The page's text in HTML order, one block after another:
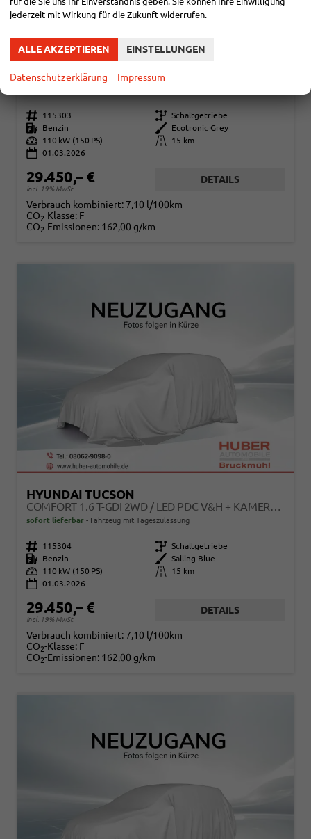
HYUNDAI TUCSON
Fahrzeugnr. 115303 Getriebe Schaltgetriebe
Kraftstoff
Benzin Außenfarbe
Ecotronic Grey
Leistung
110 kW (150 PS) Kilometerstand
15 km
01.03.2026
29.450,– €
incl. 19% MwSt.
DETAILS
Verbrauch kombiniert: 7,10 l/100km
CO2-Klasse: F
CO2-Emissionen: 162,00 g/km
HYUNDAI TUCSON
COMFORT 1.6 T-GDI 2WD / LED PDC V&H + KAMERA SITZ LENKRADHEIZUNG ALU 18"
sofort lieferbar Fahrzeug mit Tageszulassung
Fahrzeugnr. 115304 Getriebe Schaltgetriebe
Kraftstoff
Benzin Außenfarbe
Sailing Blue
Leistung
110 kW (150 PS) Kilometerstand
15 km
01.03.2026
29.450,– €
incl. 19% MwSt.
DETAILS
Verbrauch kombiniert: 7,10 l/100km
CO2-Klasse: F
CO2-Emissionen: 162,00 g/km
jederzeit mit Wirkung für die Zukunft widerrufen.
ALLE AKZEPTIEREN EINSTELLUNGEN
Datenschutzerklärung Impressum